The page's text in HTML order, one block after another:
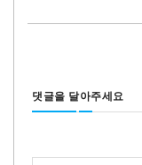
댓글을 달아주세요